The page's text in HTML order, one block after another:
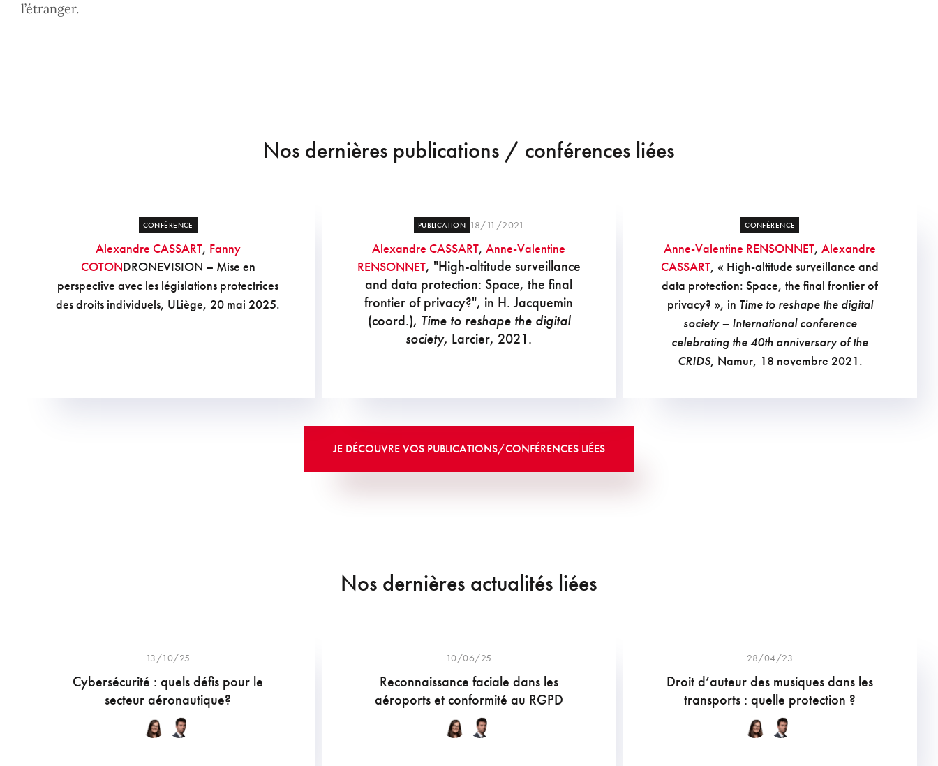
l’étranger.
Nos dernières publications / conférences liées
CONFÉRENCE
Alexandre CASSART, Fanny
COTONDRONEVISION – Mise en
perspective avec les législations protectrices
des droits individuels, ULiège, 20 mai 2025.
PUBLICATION 18/11/2021
Alexandre CASSART,Anne-Valentine
RENSONNET, "High-altitude surveillance
and data protection: Space, the final
frontier of privacy?", in H. Jacquemin
(coord.), Time to reshape the digital
society, Larcier, 2021.
CONFÉRENCE
Anne-Valentine RENSONNET,Alexandre
CASSART, « High-altitude surveillance and
data protection: Space, the final frontier of
privacy? », in Time to reshape the digital
society – International conference
celebrating the 40th anniversary of the
CRIDS, Namur, 18 novembre 2021.
JE DÉCOUVRE VOS PUBLICATIONS/CONFÉRENCES LIÉES
Nos dernières actualités liées
13/10/25
Cybersécurité : quels défis pour le
secteur aéronautique?
10/06/25
Reconnaissance faciale dans les
aéroports et conformité au RGPD
28/04/23
Droit d’auteur des musiques dans les
transports : quelle protection ?